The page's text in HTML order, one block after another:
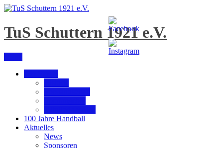
Skip
content
TuS Schuttern 1921 e.V.
100 Jahre Handball
Aktuelles
News
Sponsoren